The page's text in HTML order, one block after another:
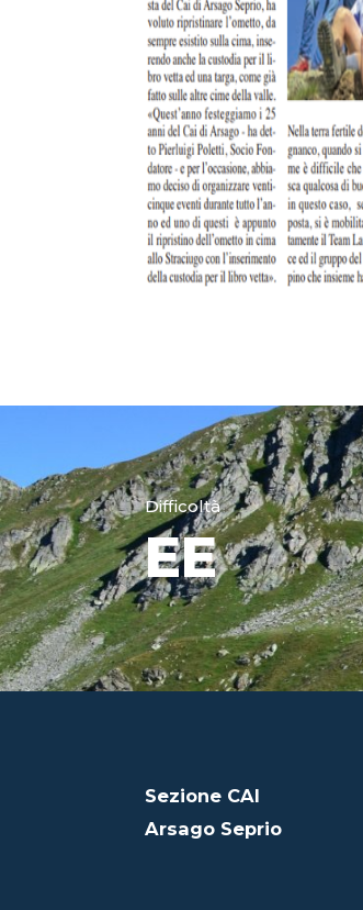
Difficoltà
EE
Sezione CAI
Arsago Seprio